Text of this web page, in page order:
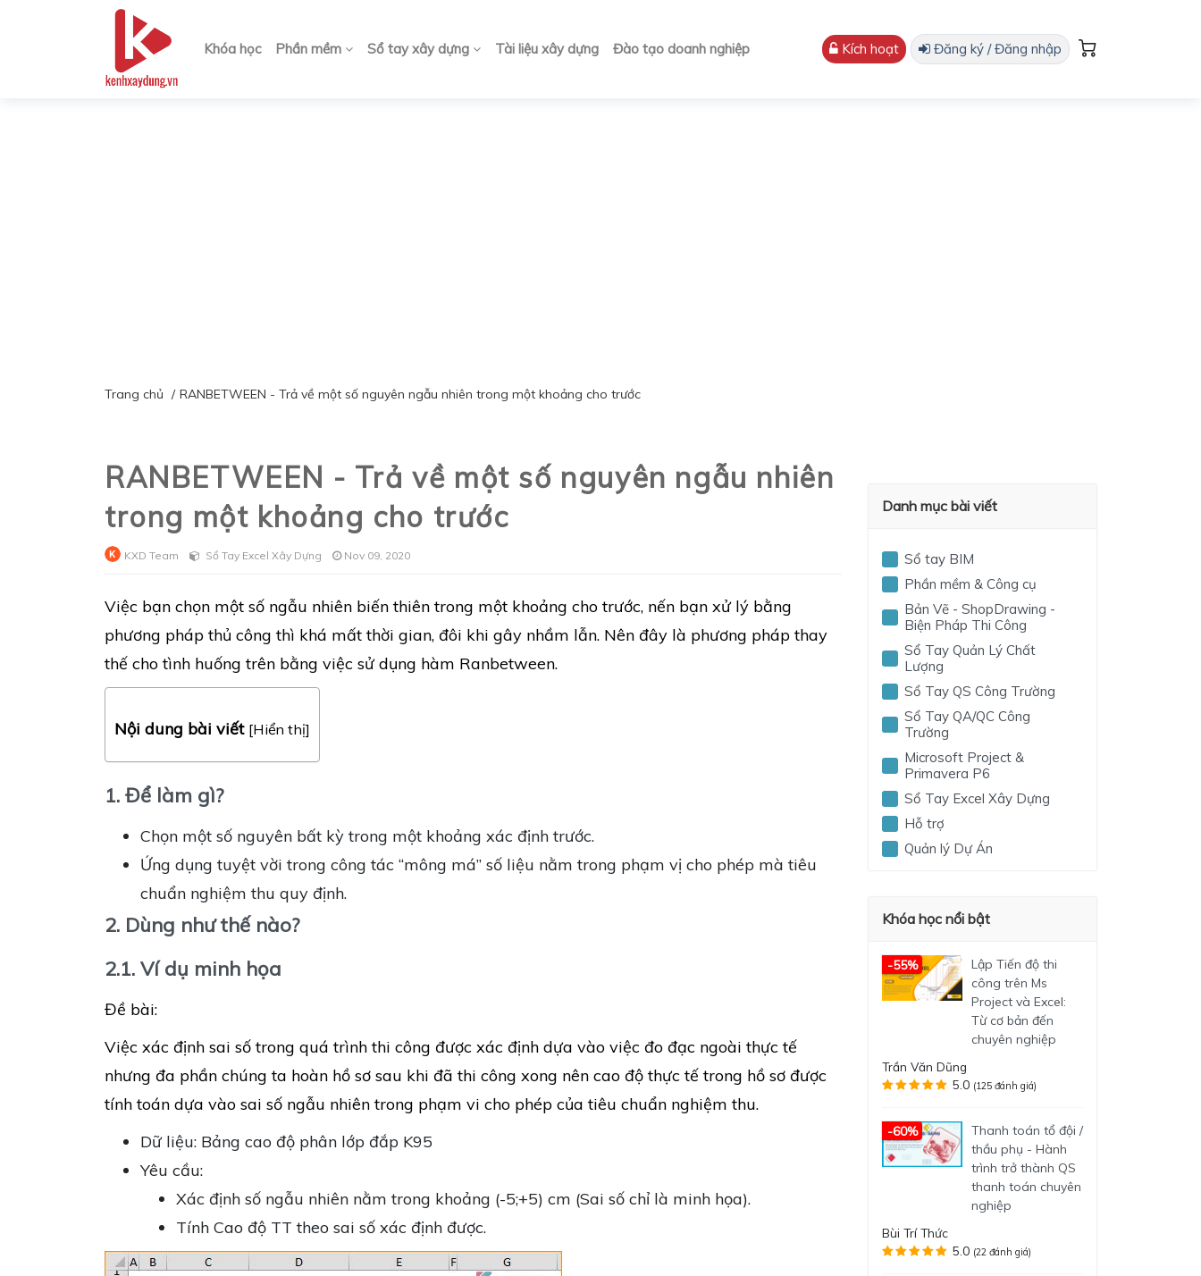
Khóa học Phần mềm Sổ tay xây dựng Tài liệu xây dựng Đào tạo doanh nghiệp Kích hoạt Đăng ký / Đăng nhập
Trang chủ RANBETWEEN - Trả về một số nguyên ngẫu nhiên trong một khoảng cho trước
RANBETWEEN - Trả về một số nguyên ngẫu nhiên
trong một khoảng cho trước
KXD Team Sổ Tay Excel Xây Dựng Nov 09, 2020
Việc bạn chọn một số ngẫu nhiên biến thiên trong một khoảng cho trước, nến bạn xử lý bằng
phương pháp thủ công thì khá mất thời gian, đôi khi gây nhầm lẫn. Nên đây là phương pháp thay
thế cho tình huống trên bằng việc sử dụng hàm Ranbetween.
Nội dung bài viết [Hiển thị]
1. Để làm gì?
Chọn một số nguyên bất kỳ trong một khoảng xác định trước.
Ứng dụng tuyệt vời trong công tác “mông má” số liệu nằm trong phạm vị cho phép mà tiêu
chuẩn nghiệm thu quy định.
2. Dùng như thế nào?
2.1. Ví dụ minh họa
Đề bài:
Việc xác định sai số trong quá trình thi công được xác định dựa vào việc đo đạc ngoài thực tế
nhưng đa phần chúng ta hoàn hồ sơ sau khi đã thi công xong nên cao độ thực tế trong hồ sơ được
tính toán dựa vào sai số ngẫu nhiên trong phạm vi cho phép của tiêu chuẩn nghiệm thu.
Dữ liệu: Bảng cao độ phân lớp đắp K95
Yêu cầu:
Xác định số ngẫu nhiên nằm trong khoảng (-5;+5) cm (Sai số chỉ là minh họa).
Tính Cao độ TT theo sai số xác định được.
Danh mục bài viết
Sổ tay BIM
Phần mềm & Công cụ
Bản Vẽ - ShopDrawing -
Biện Pháp Thi Công
Sổ Tay Quản Lý Chất
Lượng
Sổ Tay QS Công Trường
Sổ Tay QA/QC Công
Trường
Microsoft Project &
Primavera P6
Sổ Tay Excel Xây Dựng
Hỗ trợ
Quản lý Dự Án
Khóa học nổi bật
-55%
Lập Tiến độ thi
công trên Ms
Project và Excel:
Từ cơ bản đến
chuyên nghiệp
Trần Văn Dũng
5.0 (125 đánh giá)
-60%
Thanh toán tổ đội /
thầu phụ - Hành
trình trở thành QS
thanh toán chuyên
nghiệp
Bùi Trí Thức
5.0 (22 đánh giá)